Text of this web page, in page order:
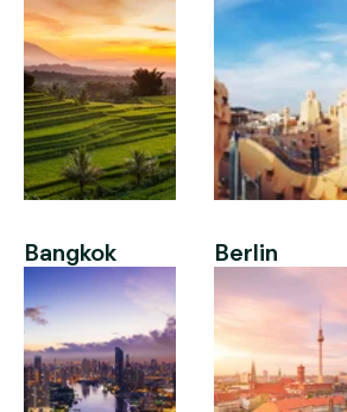
Bangkok Berlin